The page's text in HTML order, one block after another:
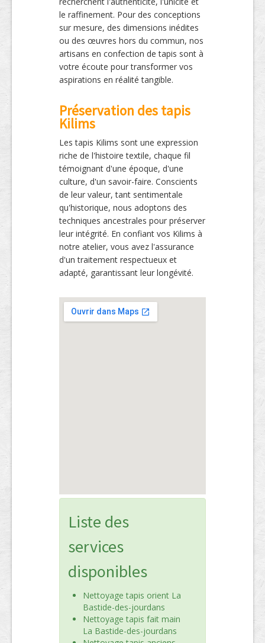
le raffinement. Pour des conceptions
sur mesure, des dimensions inédites
ou des œuvres hors du commun, nos
artisans en confection de tapis sont à
votre écoute pour transformer vos
aspirations en réalité tangible.
Préservation des tapis
Kilims
Les tapis Kilims sont une expression
riche de l'histoire textile, chaque fil
témoignant d'une époque, d'une
culture, d'un savoir-faire. Conscients
de leur valeur, tant sentimentale
qu'historique, nous adoptons des
techniques ancestrales pour préserver
leur intégrité. En confiant vos Kilims à
notre atelier, vous avez l'assurance
d'un traitement respectueux et
adapté, garantissant leur longévité.
Liste des
services
disponibles
Nettoyage tapis orient La
Bastide-des-jourdans
Nettoyage tapis fait main
La Bastide-des-jourdans